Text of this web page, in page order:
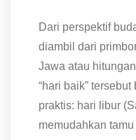
Dari perspektif
diambil dari
Jawa atau
“hari baik”
praktis: hari libur
memudahkan